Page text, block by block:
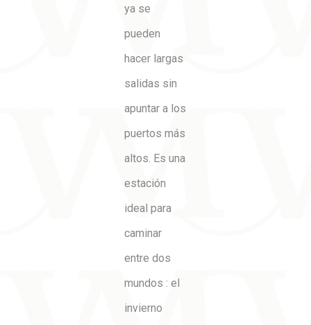
ya se
pueden
hacer largas
salidas sin
apuntar a los
puertos más
altos. Es una
estación
ideal para
caminar
entre dos
mundos : el
invierno